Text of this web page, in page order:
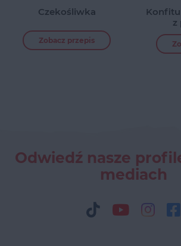
Czekośliwka
Zobacz przepis
z
Odwiedź nasze
mediach